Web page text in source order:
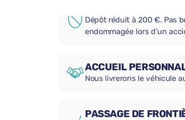
Dépôt réduit à 200 €. Pas
endommagée lors d’un
ACCUEIL
Nous livrerons le véhicule
PASSAGE DE